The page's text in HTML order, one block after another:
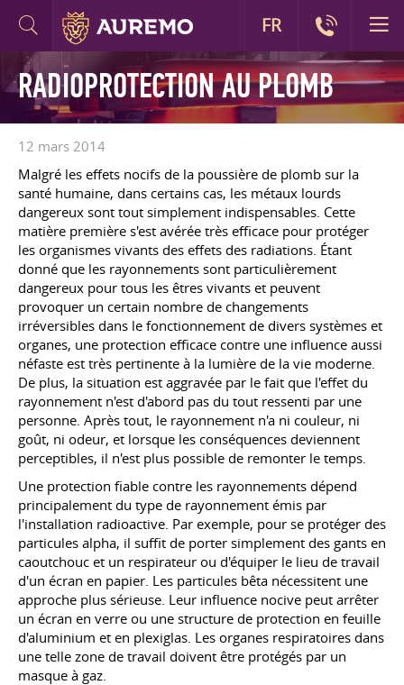
RADIOPROTECTION AU PLOMB
12 mars 2014
Malgré les effets nocifs de la poussière de plomb sur la
santé humaine, dans certains cas, les métaux lourds
dangereux sont tout simplement indispensables. Cette
matière première s'est avérée très efficace pour protéger
les organismes vivants des effets des radiations. Étant
donné que les rayonnements sont particulièrement
dangereux pour tous les êtres vivants et peuvent
provoquer un certain nombre de changements
irréversibles dans le fonctionnement de divers systèmes et
organes, une protection efficace contre une influence aussi
néfaste est très pertinente à la lumière de la vie moderne.
De plus, la situation est aggravée par le fait que l'effet du
rayonnement n'est d'abord pas du tout ressenti par une
personne. Après tout, le rayonnement n'a ni couleur, ni
goût, ni odeur, et lorsque les conséquences deviennent
perceptibles, il n'est plus possible de remonter le temps.
Une protection fiable contre les rayonnements dépend
principalement du type de rayonnement émis par
l'installation radioactive. Par exemple, pour se protéger des
particules alpha, il suffit de porter simplement des gants en
caoutchouc et un respirateur ou d'équiper le lieu de travail
d'un écran en papier. Les particules bêta nécessitent une
approche plus sérieuse. Leur influence nocive peut arrêter
un écran en verre ou une structure de protection en feuille
d'aluminium et en plexiglas. Les organes respiratoires dans
une telle zone de travail doivent être protégés par un
masque à gaz.
FR